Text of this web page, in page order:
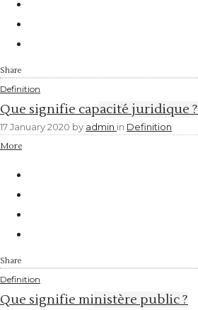
Share
Definition
Que signifie capacité juridique ?
17 January 2020 by admin in Definition
More
Share
Definition
Que signifie ministère public ?